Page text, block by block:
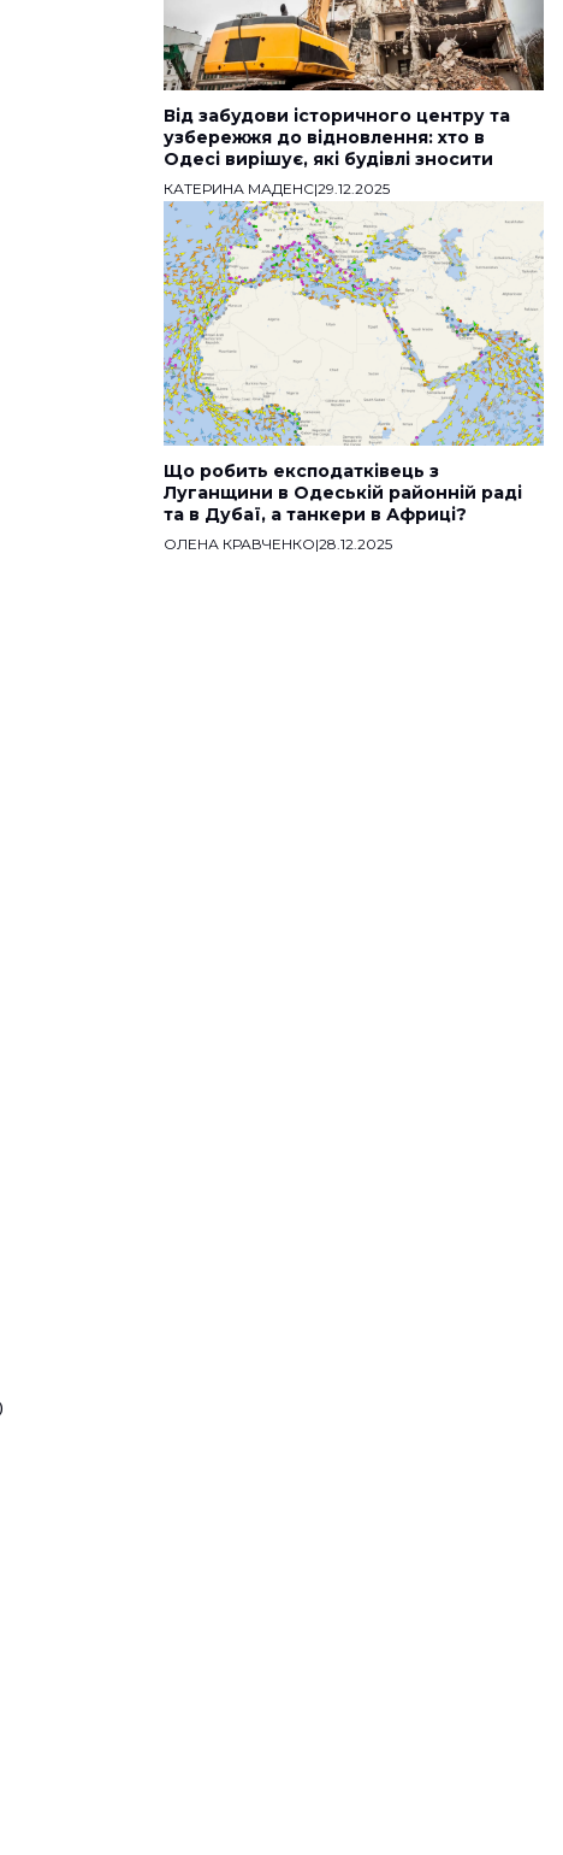
Від забудови історичного центру та
узбережжя до відновлення: хто в
Одесі вирішує, які будівлі зносити
КАТЕРИНА МАДЕНС|29.12.2025
Що робить експодатківець з
Луганщини в Одеській районній раді
та в Дубаї, а танкери в Африці?
ОЛЕНА КРАВЧЕНКО|28.12.2025